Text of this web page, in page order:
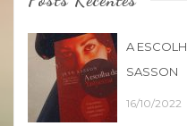
A
SASSON
16/10/2022